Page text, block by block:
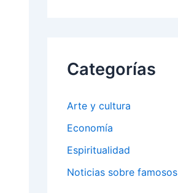
Categorías
Arte y cultura
Economía
Espiritualidad
Noticias sobre famosos